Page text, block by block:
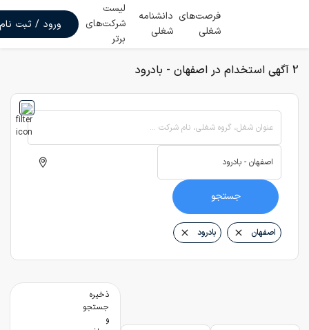
فرصت‌های
شغلی
دانشنامه
شغلی
لیست
شرکت‌های
برتر
ورود / ثبت نام
2 آگهی استخدام در اصفهان - بادرود
عنوان شغل، گروه شغلی، نام شرکت ...
جستجو
اصفهان بادرود
ذخیره
جستجو
و